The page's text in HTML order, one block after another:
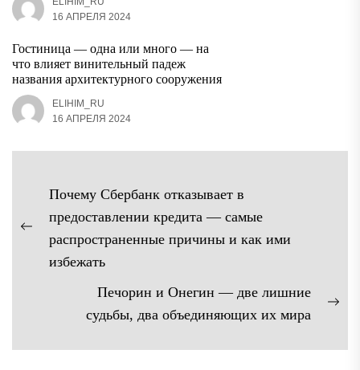
16 АПРЕЛЯ 2024
Гостиница — одна или много — на
что влияет винительный падеж
названия архитектурного сооружения
ELIHIM_RU
16 АПРЕЛЯ 2024
Навигация
записям
Предыдущая
запись:
Почему Сбербанк отказывает в
предоставлении кредита — самые
распространенные причины и как ими
избежать
Печорин и Онегин — две лишние
судьбы, два объединяющих их мира